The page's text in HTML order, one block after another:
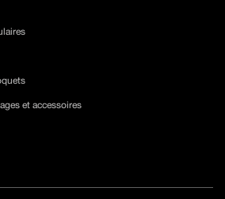
et accessoires